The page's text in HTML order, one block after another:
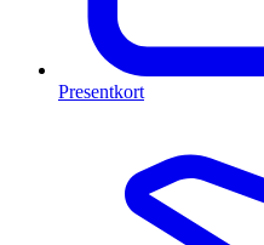
Presentkort